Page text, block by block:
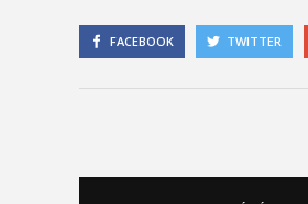
FACEBOOK TWITTER